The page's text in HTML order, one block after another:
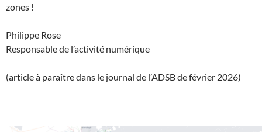
zones !
Philippe Rose
Responsable de l’activité numérique
(article à paraître dans le journal de l’ADSB de février 2026)